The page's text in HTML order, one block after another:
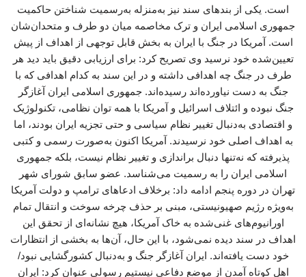
است. یکی از بندهای سند نیز به‌منزله به‌رسمیت شناختن حاکمیت
جمهوری اسلامی ایران و ترک مخاصمه میان دو طرف و متحدان‌شان
است. آمریکا در جنگ با ایران به بخش قابل توجهی از اهداف از پیش
تعیین‌شده خود نرسید وی تصریح کرد: برای ارزیابی دقیق باید دید هر
طرف در جنگ چه اهدافی داشته و در این سند به کدام اهدافی که با
جنگ به دست نیاورده‌اند رسیده‌اند. جمهوری اسلامی ایران آغازگر
جنگ نبوده و ائتلاف اسرائیل و آمریکا با همه توان نظامی، تکنولوژیک
و اقتصادی به‌دنبال تغییر نظام سیاسی و حتی تجزیه ایران بودند، اما
به اهداف اصلی خود نرسیدند. آمریکا اکنون به‌صورت رسمی و کتبی
پذیرفته که نه‌تنها دنبال براندازی و تغییر نظام نیست، بلکه جمهوری
اسلامی ایران را به رسمیت می‌شناسد. عضو سابق شورای شهر
تهران در دوره پنجم ادامه داد: برخلاف ادعاهای ترامپ و دولت آمریکا
به‌ویژه رژیم صهیونیستی، مبنی بر حذف چرخه سوخت و انتقال تمام
اورانیوم‌های غنی‌شده به خاک آمریکا، هیچ نشانه‌ای از تحقق این
اهداف در سند دیده نمی‌شود، با این حال، آن‌ها به بخشی از انتظارات
خود دست یافته‌اند. ایران آغازگر جنگ و به‌دنبال کشورگشایی نبود/
اهل کوتاه آمدن از موضع دفاعی نیستیم رسولی عنوان کرد: ایران